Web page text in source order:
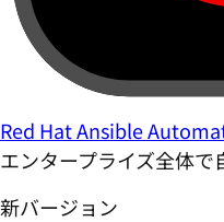
Red Hat Ansible
エンタープライズ全体で
新バージョン